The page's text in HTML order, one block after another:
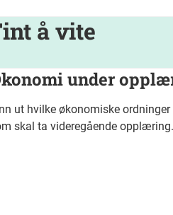
å vite
under
ut hvilke økonomiske
skal ta videregående opplæring.